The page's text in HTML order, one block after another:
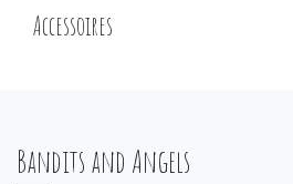
Accessoires
Bandits and Angels